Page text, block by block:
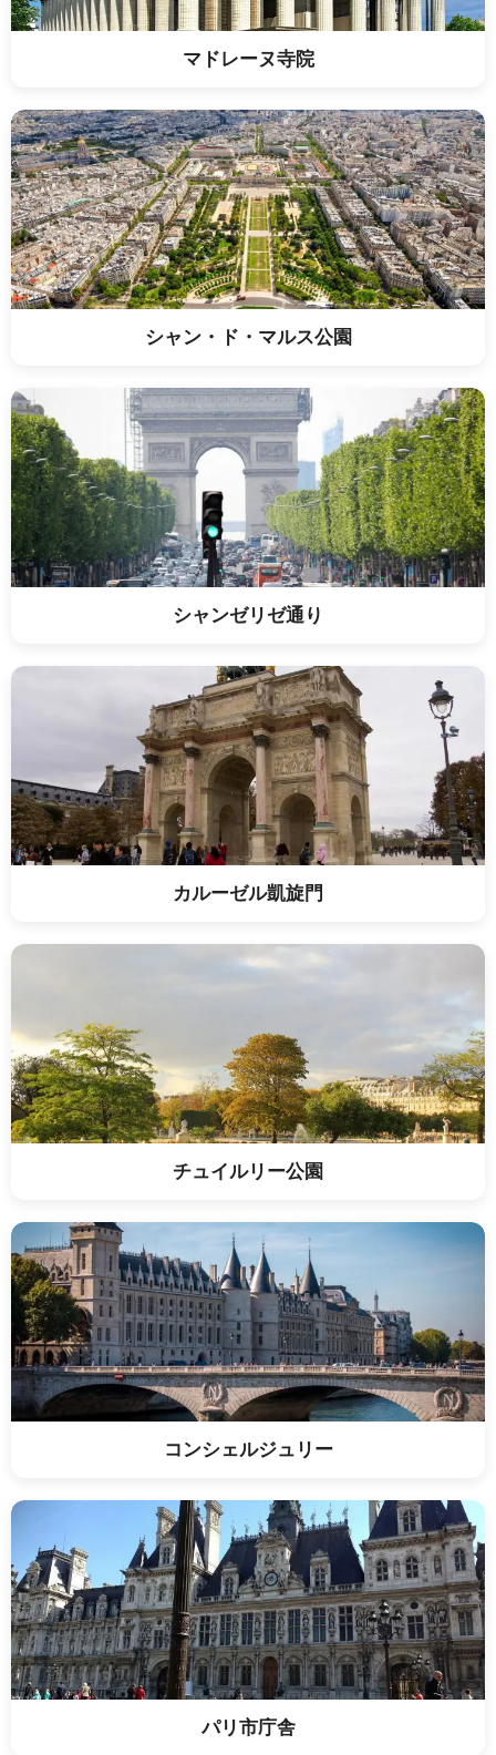
マドレーヌ寺院
シャン・ド・マルス公園
シャンゼリゼ通り
カルーゼル凱旋門
チュイルリー公園
コンシェルジュリー
パリ市庁舎